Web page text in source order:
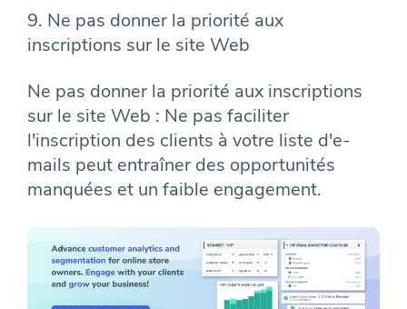
9. Ne pas donner la priorité aux
inscriptions sur le site Web
Ne pas donner la priorité aux inscriptions
sur le site Web : Ne pas faciliter
l'inscription des clients à votre liste d'e-
mails peut entraîner des opportunités
manquées et un faible engagement.